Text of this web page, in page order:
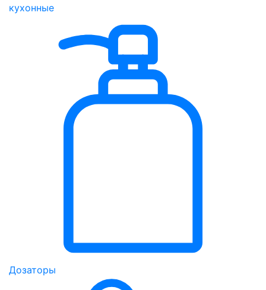
кухонные
Дозаторы